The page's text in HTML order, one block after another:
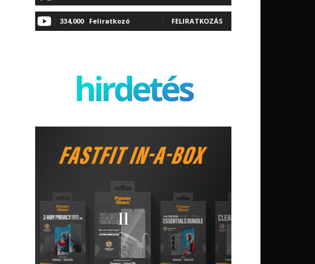
334,000 Feliratkozó FELIRATKOZÁS
hirdetés